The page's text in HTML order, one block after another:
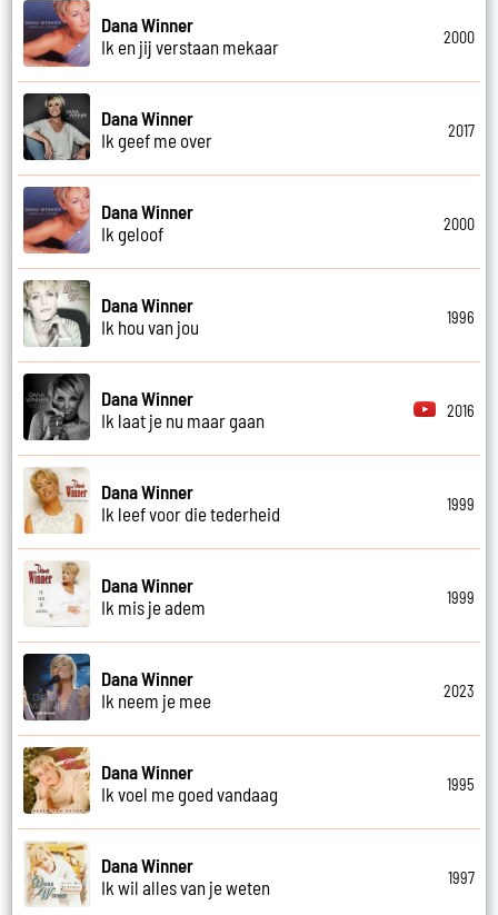
Dana Winner
Ik en jij verstaan mekaar
2000
Dana Winner
Ik geef me over
2017
Dana Winner
Ik geloof
2000
Dana Winner
Ik hou van jou
1996
Dana Winner
Ik laat je nu maar gaan
2016
Dana Winner
Ik leef voor die tederheid
1999
Dana Winner
Ik mis je adem
1999
Dana Winner
Ik neem je mee
2023
Dana Winner
Ik voel me goed vandaag
1995
Dana Winner
Ik wil alles van je weten
1997